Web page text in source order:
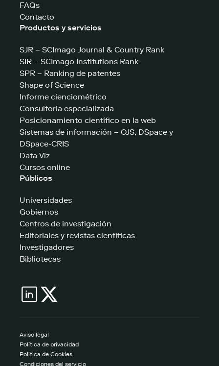
FAQs
Contacto
Productos y servicios
SJR – SCImago Journal & Country Rank
SIR – SCImago Institutions Rank
SPR – Ranking de patentes
Shape of Science
Informe cienciométrico
Consultoría especializada
Posicionamiento científico en la web
Sistemas de información – OJS, DSpace y
DSpace-CRIS
Data Viz
Cursos online
Públicos
Universidades
Gobiernos
Centros de investigación
Editoriales y revistas científicas
Investigadores
Bibliotecas
Aviso legal
Política de privacidad
Política de Cookies
Condiciones del servicio